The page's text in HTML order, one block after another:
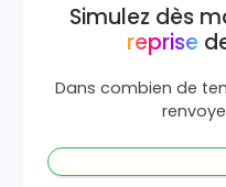
Simulez dès
reprise
Dans combien de